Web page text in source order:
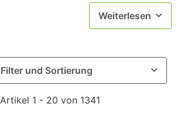
Weiterlesen
Filter und Sortierung
Artikel 1 - 20 von 1341